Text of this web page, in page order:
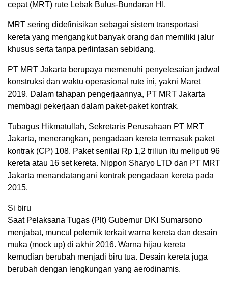
cepat (MRT) rute Lebak Bulus-Bundaran HI.
MRT sering didefinisikan sebagai sistem transportasi
kereta yang mengangkut banyak orang dan memiliki jalur
khusus serta tanpa perlintasan sebidang.
PT MRT Jakarta berupaya memenuhi penyelesaian jadwal
konstruksi dan waktu operasional rute ini, yakni Maret
2019. Dalam tahapan pengerjaannya, PT MRT Jakarta
membagi pekerjaan dalam paket-paket kontrak.
Tubagus Hikmatullah, Sekretaris Perusahaan PT MRT
Jakarta, menerangkan, pengadaan kereta termasuk paket
kontrak (CP) 108. Paket senilai Rp 1,2 triliun itu meliputi 96
kereta atau 16 set kereta. Nippon Sharyo LTD dan PT MRT
Jakarta menandatangani kontrak pengadaan kereta pada
2015.
Si biru
Saat Pelaksana Tugas (Plt) Gubernur DKI Sumarsono
menjabat, muncul polemik terkait warna kereta dan desain
muka (mock up) di akhir 2016. Warna hijau kereta
kemudian berubah menjadi biru tua. Desain kereta juga
berubah dengan lengkungan yang aerodinamis.